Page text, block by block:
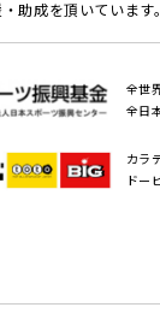
助成を頂いています。
全世
全日
カラ
ドー